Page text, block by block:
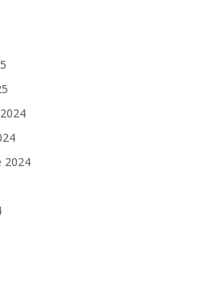
2024